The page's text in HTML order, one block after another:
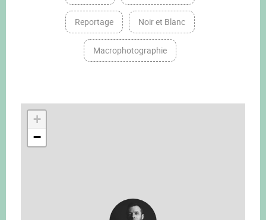
Reportage Noir et Blanc
Macrophotographie
+
−